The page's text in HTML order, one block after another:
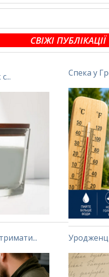
СВІЖІ ПУБЛІКАЦІЇ
Спека у